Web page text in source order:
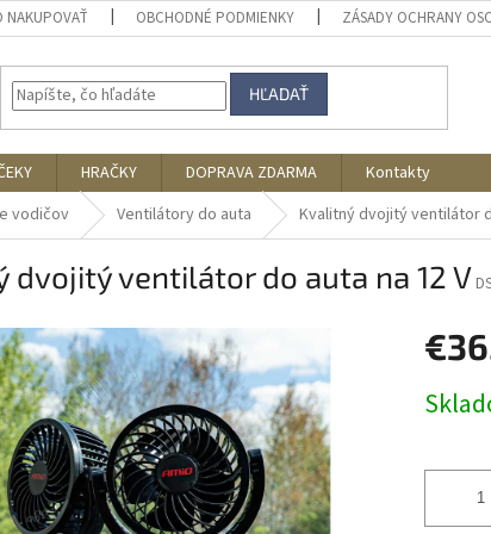
NAKUPOVAŤ OBCHODNÉ PODMIENKY ZÁSADY OCHRANY
HĽADAŤ
HRAČKY DOPRAVA ZDARMA
Kontakty
vodičov Ventilátory do auta Kvalitný dvojitý ventilátor
dvojitý ventilátor do auta na 12 V
cena: